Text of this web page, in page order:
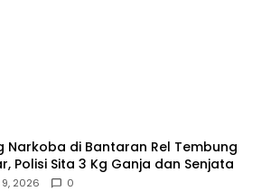
Narkoba di Bantaran Rel Tembung
Polisi Sita 3 Kg Ganja dan Senjata
2026 0